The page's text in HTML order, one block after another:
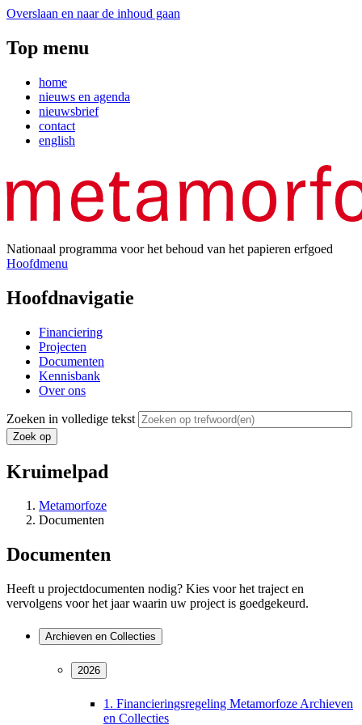
Overslaan en naar de inhoud gaan
Top menu
home
nieuws en agenda
nieuwsbrief
contact
english
Nationaal programma voor het behoud van het papieren erfgoed
Hoofdmenu
Hoofdnavigatie
Financiering
Projecten
Documenten
Kennisbank
Over ons
Zoeken in volledige tekst
Kruimelpad
Metamorfoze
Documenten
Documenten
Heeft u projectdocumenten nodig? Kies voor het traject en
vervolgens voor het jaar waarin uw project is goedgekeurd.
Archieven en Collecties
2026
1. Financieringsregeling Metamorfoze Archieven
en Collecties